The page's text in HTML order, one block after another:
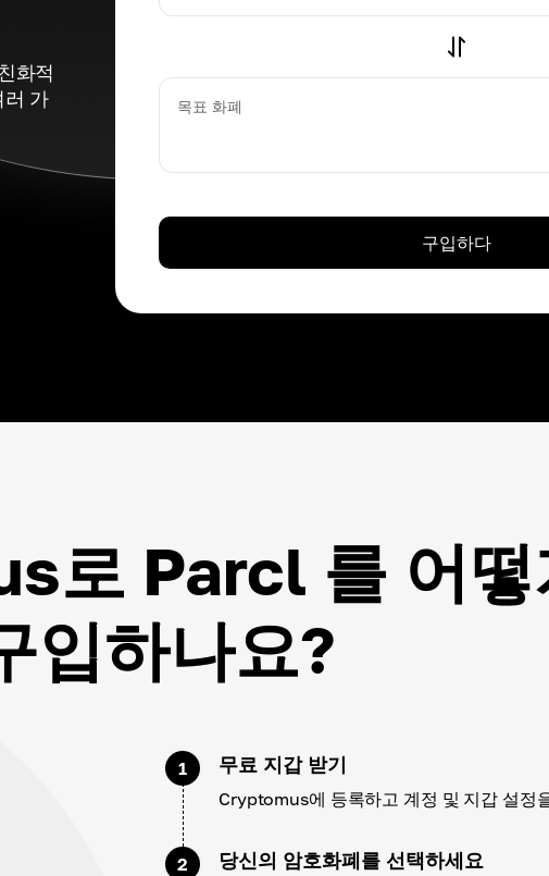
화적
러 가
목표 화폐
구입하다
로 Parcl 를 어떻
입하나요?
1 무료 지갑 받기
Cryptomus에 등록하고 계정 및 지갑 설정
2 당신의 암호화폐를 선택하세요